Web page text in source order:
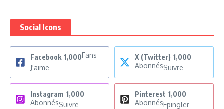
Social Icons
Facebook 1,000Fans
J'aime
X (Twitter) 1,000
AbonnésSuivre
Instagram 1,000
AbonnésSuivre
Pinterest 1,000
AbonnésEpingler